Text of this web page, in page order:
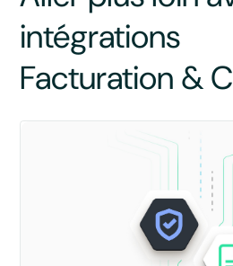
intégrations
Facturation &